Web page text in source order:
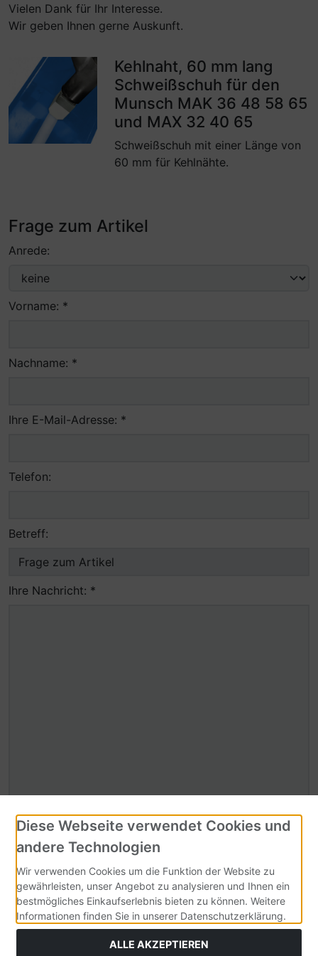
Vielen Dank für Ihr Interesse.
Wir geben Ihnen gerne Auskunft.
Kehlnaht, 60 mm lang
Schweißschuh für den
Munsch MAK 36 48 58 65
und MAX 32 40 65
Schweißschuh mit einer Länge von
60 mm für Kehlnähte.
Frage zum Artikel
Anrede:
Vorname: *
Nachname: *
Ihre E-Mail-Adresse: *
Telefon:
Betreff:
Ihre Nachricht: *
Sicherheitscode
Sicherheitscode bitte hier eingeben:
Diese Webseite verwendet Cookies und
andere Technologien
Wir verwenden Cookies um die Funktion der Website zu
gewährleisten, unser Angebot zu analysieren und Ihnen ein
bestmögliches Einkaufserlebnis bieten zu können. Weitere
Informationen finden Sie in unserer Datenschutzerklärung.
ALLE AKZEPTIEREN